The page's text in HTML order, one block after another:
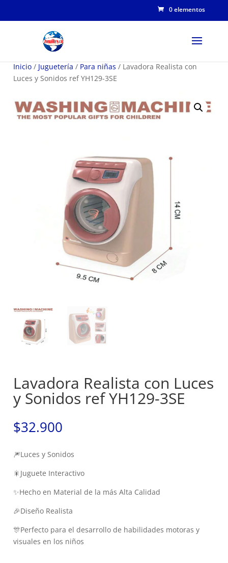
0 elementos
Inicio / Juguetería / Para niñas / Lavadora Realista con
Luces y Sonidos ref YH129-3SE
Lavadora Realista con Luces
y Sonidos ref YH129-3SE
$32.900
🎆Luces y Sonidos
🎇Juguete Interactivo
✨Hecho en Material de la más Alta Calidad
🎉Diseño Realista
🎊Perfecto para el desarrollo de habilidades motoras y
visuales en los niños